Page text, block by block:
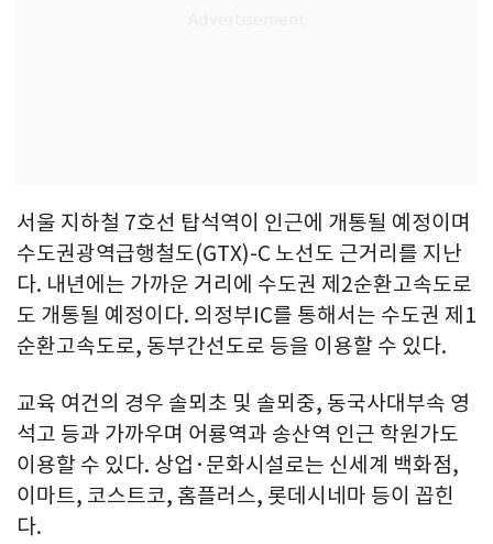
서울 지하철 7호선 탑석역이 인근에 개통될 예정이며
수도권광역급행철도(GTX)-C 노선도 근거리를 지난
다. 내년에는 가까운 거리에 수도권 제2순환고속도로
도 개통될 예정이다. 의정부IC를 통해서는 수도권 제1
순환고속도로, 동부간선도로 등을 이용할 수 있다.
교육 여건의 경우 솔뫼초 및 솔뫼중, 동국사대부속 영
석고 등과 가까우며 어룡역과 송산역 인근 학원가도
이용할 수 있다. 상업·문화시설로는 신세계 백화점,
이마트, 코스트코, 홈플러스, 롯데시네마 등이 꼽힌
다.